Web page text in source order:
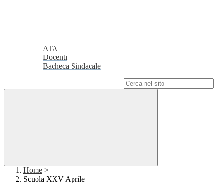
ATA
Docenti
Bacheca Sindacale
Home >
Scuola XXV Aprile